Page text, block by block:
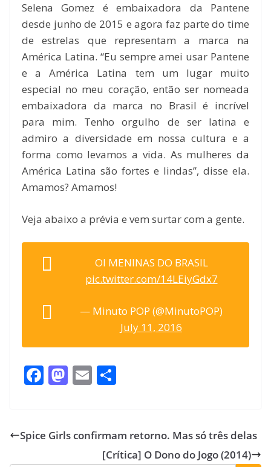
Selena Gomez é embaixadora da Pantene
desde junho de 2015 e agora faz parte do time
de estrelas que representam a marca na
América Latina. “Eu sempre amei usar Pantene
e a América Latina tem um lugar muito
especial no meu coração, então ser nomeada
embaixadora da marca no Brasil é incrível
para mim. Tenho orgulho de ser latina e
admiro a diversidade em nossa cultura e a
forma como levamos a vida. As mulheres da
América Latina são fortes e lindas”, disse ela.
Amamos? Amamos!
Veja abaixo a prévia e vem surtar com a gente.
OI MENINAS DO BRASIL
pic.twitter.com/14LEiyGdx7
— Minuto POP (@MinutoPOP)
July 11, 2016
F
ac
b
M
as
d
E
m
l e
Spice Girls confirmam retorno. Mas só três delas
[Crítica] O Dono do Jogo (2014)